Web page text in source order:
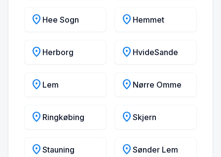
location_on Hee Sogn location_on Hemmet
location_on Herborg location_on HvideSande
location_on Lem location_on Nørre Omme
location_on Ringkøbing location_on Skjern
location_on Stauning location_on Sønder Lem